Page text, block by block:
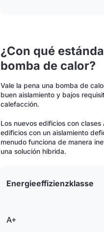
¿Con qué
bomba de calor?
Vale la pena una bomba de
buen aislamiento y bajos
calefacción.
Los nuevos edificios con
edificios con un aislamiento
menudo funciona de manera
una solución híbrida.
Energieeffizienzklasse
A+